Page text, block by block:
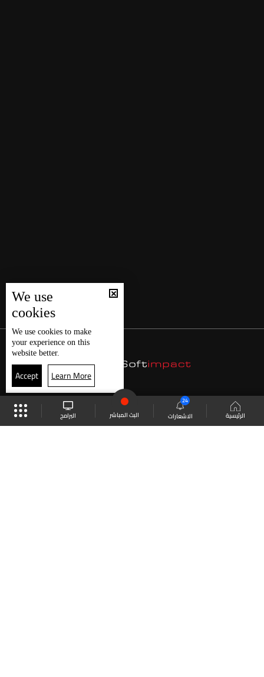
الرئيسية الاشعارات
24
البث المباشر البرامج
We use
cookies
We use cookies to make
your experience on this
website better.
Accept Learn More
موقع البرامج الجدول البث المباشر